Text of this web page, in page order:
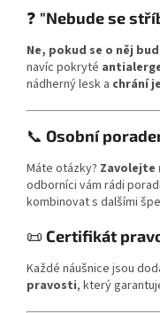
❓ "Nebude se
Ne, pokud se o něj
navíc pokryté
nádherný lesk a chrání
📞 Osobní
Máte otázky? Zavolejte
odborníci vám rádi
kombinovat s dalšími
📜 Certifikát
Každé náušnice jsou
pravosti, který